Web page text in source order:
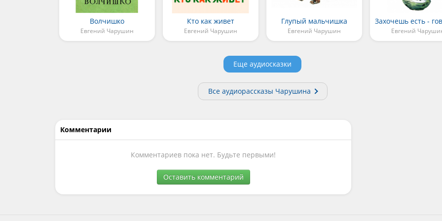
Волчишко
Евгений Чарушин
Кто как живет
Евгений Чарушин
Глупый мальчишка
Евгений Чарушин Евгений
Еще аудиосказки
Все аудиорассказы Чарушина
Комментарии
Комментариев пока нет. Будьте первыми!
Оставить комментарий